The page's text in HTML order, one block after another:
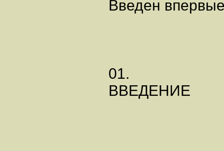
Введен
01.
ВВЕДЕНИЕ